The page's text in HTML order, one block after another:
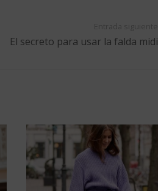
El secreto para usar la falda midi